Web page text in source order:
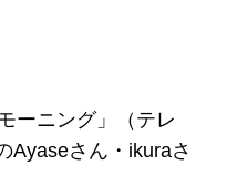
ーニング」（テレ
Ayaseさん・ikuraさ